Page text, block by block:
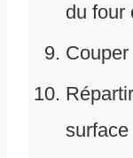
du four